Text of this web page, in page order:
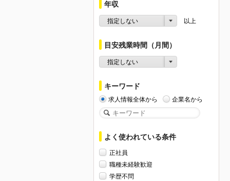
年収
指定しない 以上
目安残業時間（月間）
指定しない
キーワード
求人情報全体から 企業名から
よく使われている条件
正社員
職種未経験歓迎
学歴不問